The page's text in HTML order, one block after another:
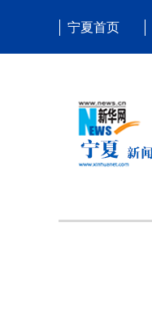
宁夏首页